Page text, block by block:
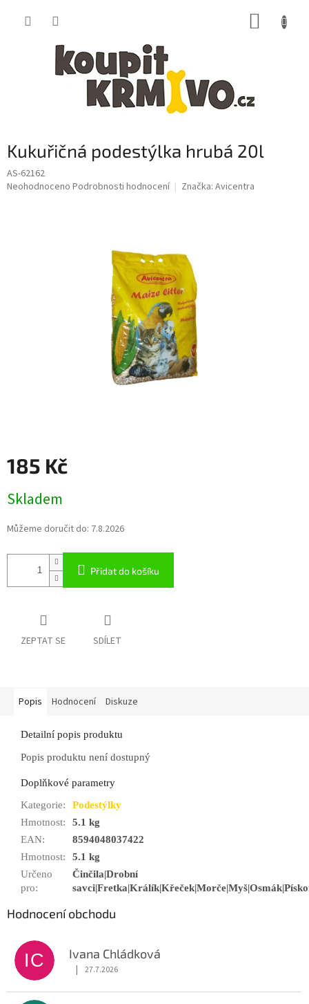
Kukuřičná podestýlka hrubá 20l
AS-62162
Průměrné
Neohodnoceno Podrobnosti hodnocení Značka: Avicentra
185 Kč
cena:
Skladem
Můžeme doručit do: 7.8.2026
Přidat do košíku
ZEPTAT SE SDÍLET
Popis Hodnocení Diskuze
Detailní popis produktu
Popis produktu není dostupný
Doplňkové parametry
Kategorie:
Podestýlky
Hmotnost:
5.1 kg
EAN:
8594048037422
Hmotnost:
5.1 kg
Určeno
pro:
Činčila|Drobní
Hodnocení obchodu
IC Ivana Chládková
Hodnocení obchodu je 5 z 5 hvězdiček.
| 27.7.2026